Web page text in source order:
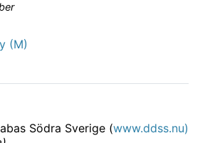
(M)
Södra Sverige (www.ddss.nu)